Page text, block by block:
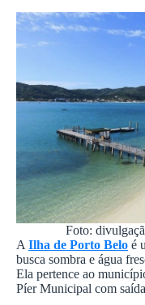
Foto:
A Ilha de Porto Belo é
busca sombra e água
Ela pertence ao
Píer Municipal com